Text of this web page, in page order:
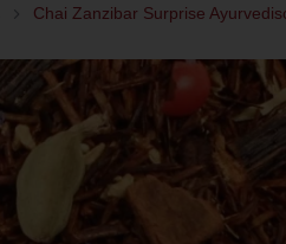
Chai Zanzibar Surprise